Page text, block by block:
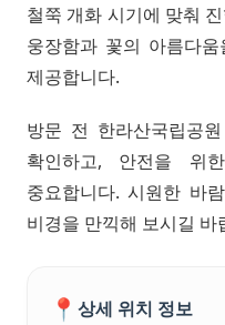
철쭉 개화 시기에 맞춰
웅장함과 꽃의 아름다
제공합니다.
방문 전 한라산국립공
확인하고, 안전을 위
중요합니다. 시원한 바
비경을 만끽해 보시길 바
📍 상세 위치 정보